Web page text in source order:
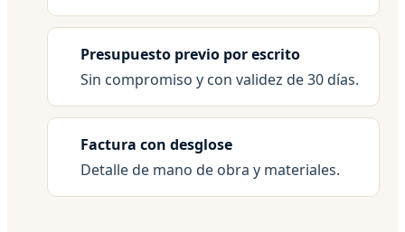
Presupuesto previo por escrito
Sin compromiso y con validez de 30 días.
Factura con desglose
Detalle de mano de obra y materiales.